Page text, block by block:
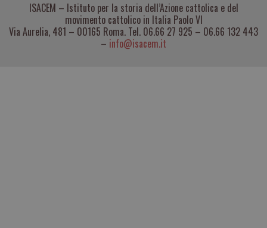
ISACEM – Istituto per la storia dell’Azione cattolica e del
movimento cattolico in Italia Paolo VI
Via Aurelia, 481 – 00165 Roma. Tel. 06.66 27 925 – 06.66 132 443
– info@isacem.it